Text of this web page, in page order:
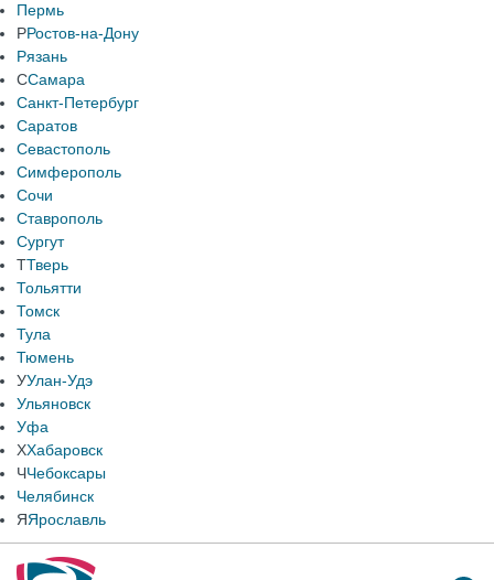
Пермь
РРостов-на-Дону
Рязань
ССамара
Санкт-Петербург
Саратов
Севастополь
Симферополь
Сочи
Ставрополь
Сургут
ТТверь
Тольятти
Томск
Тула
Тюмень
УУлан-Удэ
Ульяновск
Уфа
ХХабаровск
ЧЧебоксары
Челябинск
ЯЯрославль